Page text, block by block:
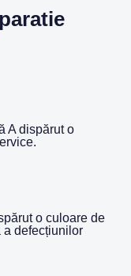
A dispărut o
o culoare de
a defecțiunilor